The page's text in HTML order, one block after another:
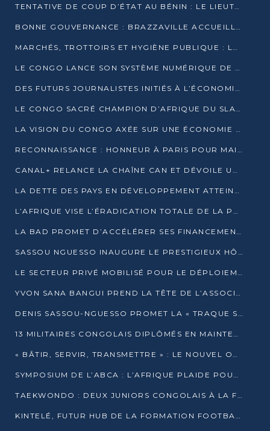
TENTATIVE DE COUP D’ÉTAT AU BÉNIN : LE LIEUTENANT-COLONEL TIGRI S’AUTOPROCLAME CHEF D’UN COMITÉ MILITAIRE
BONNE GOUVERNANCE : BRAZZAVILLE ACCUEILLE LES PREMIÈRES JOURNÉES CONGOLAISES DE L’ÉVALUATION
MARCHÉS, TROTTOIRS ET HYGIÈNE PUBLIQUE : LE GOUVERNEMENT DURCIT LE TON
LE CONGO LANCE SON SYSTÈME NUMÉRIQUE DE VÉRIFICATION DU BOIS
DES FUTURS JOURNALISTES INITIÉS À L’ÉCONOMIE BLEUE DURABLE
LE CONGO SACRÉ CHAMPION D’AFRIQUE DU SLAM 2025
LA VISION DU CONGO AXÉE SUR UNE ÉCONOMIE BAS CARBONE AU RENDEZ-VOUS DE MONACO 2025
RECONNAISSANCE : HONNEUR À PARIS POUR MAIXENT RAOUL OMINGA
CANAL+ RELANCE LA CHAÎNE CAN ET DÉVOILE UNE OFFRE EXCEPTIONNELLE POUR DÉCEMBRE
LA DETTE DES PAYS EN DÉVELOPPEMENT ATTEINT UN SOMMET HISTORIQUE ENTRE 2022 ET 2024
L’AFRIQUE VISE L’ÉRADICATION TOTALE DE LA POLIOMYÉLITE D’ICI 2026
LA BAD PROMET D’ACCÉLÉRER SES FINANCEMENTS AVEC LE MINISTÈRE DE L’ASSAINISSEMENT
SASSOU NGUESSO INAUGURE LE PRESTIGIEUX HÔTEL KEMPINSKI BRAZZAVILLE
LE SECTEUR PRIVÉ MOBILISÉ POUR LE DÉPLOIEMENT DE 19 MINI-CENTRALES SOLAIRES
YVON SANA BANGUI PREND LA TÊTE DE L’ASSOCIATION DES BANQUES CENTRALES AFRICAINES
DENIS SASSOU-NGUESSO PROMET LA « TRAQUE SANS RELÂCHE » DU GRAND BANDITISME
13 MILITAIRES CONGOLAIS DIPLÔMÉS EN MAINTENANCE INDUSTRIELLE APRÈS TROIS ANS DE FORMATION À L’UNIVERSITÉ MARIEN-NGOUABI
« BÂTIR, SERVIR, TRANSMETTRE » : LE NOUVEL OUVRAGE QUI INTERPELLE LES COLLECTIVITÉS
SYMPOSIUM DE L’ABCA : L’AFRIQUE PLAIDE POUR UN FINANCEMENT CLIMATIQUE ÉQUITABLE
TAEKWONDO : DEUX JUNIORS CONGOLAIS À LA FINALE D’OPEN SYRIES 2025 À ABIDJAN
KINTELÉ, FUTUR HUB DE LA FORMATION FOOTBALLISTIQUE AFRICAINE ?